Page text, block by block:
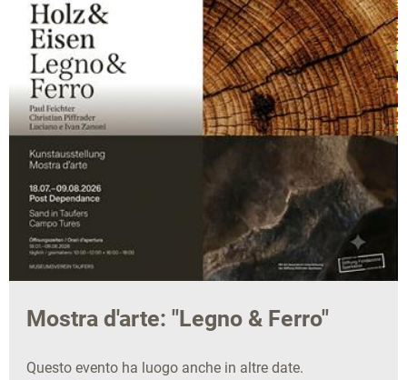
Mostra d'arte: "Legno & Ferro"
Questo evento ha luogo anche in altre date.